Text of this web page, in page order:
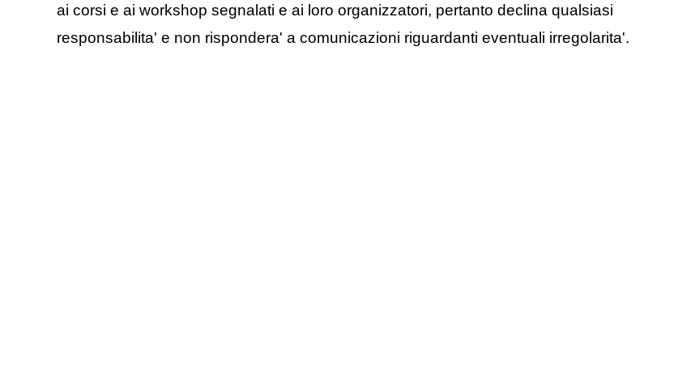
ai corsi e ai workshop segnalati e ai loro organizzatori, pertanto declina qualsiasi
responsabilita' e non rispondera' a comunicazioni riguardanti eventuali irregolarita'.